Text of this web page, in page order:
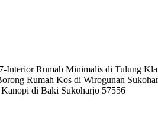
Rumah Minimalis di Tulung
Rumah Kos di Wirogunan
di Baki Sukoharjo 57556